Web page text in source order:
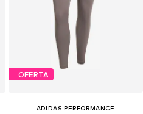
OFERTA
ADIDAS PERFORMANCE